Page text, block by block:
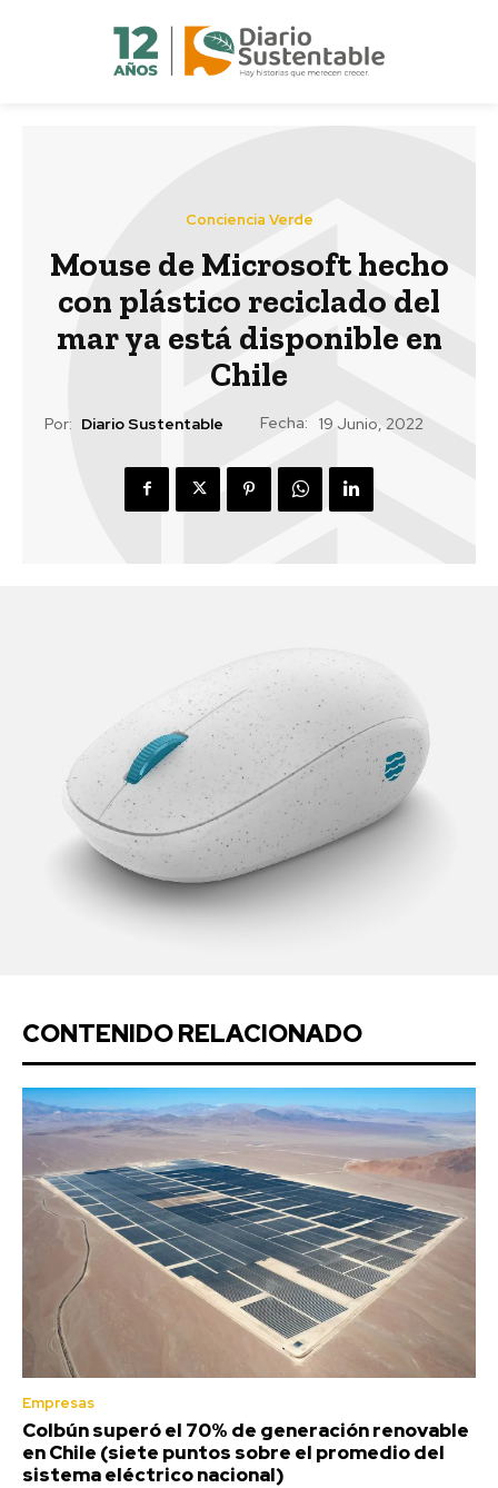
Conciencia Verde
Mouse de Microsoft hecho
con plástico reciclado del
mar ya está disponible en
Chile
Por: Diario Sustentable Fecha: 19 Junio, 2022
CONTENIDO RELACIONADO
Empresas
Colbún superó el 70% de generación renovable
en Chile (siete puntos sobre el promedio del
sistema eléctrico nacional)